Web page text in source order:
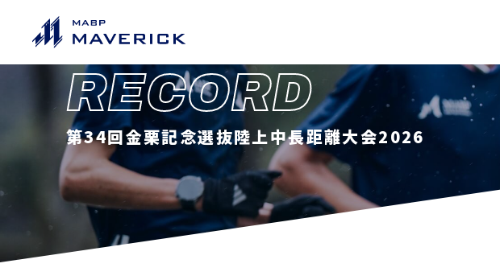
RECORD
第34回金栗記念選抜陸上中長距離大会2026